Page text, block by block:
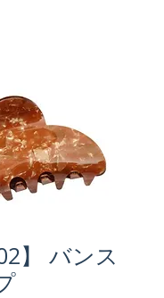
】 バンス